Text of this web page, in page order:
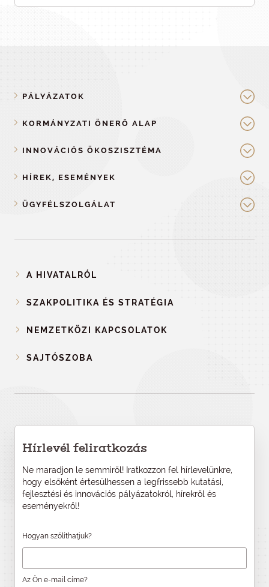
PÁLYÁZATOK
KORMÁNYZATI ÖNERŐ ALAP
INNOVÁCIÓS ÖKOSZISZTÉMA
HÍREK, ESEMÉNYEK
ÜGYFÉLSZOLGÁLAT
A HIVATALRÓL
SZAKPOLITIKA ÉS STRATÉGIA
NEMZETKÖZI KAPCSOLATOK
SAJTÓSZOBA
Hírlevél feliratkozás
Ne maradjon le semmiről! Iratkozzon fel hírlevelünkre,
hogy elsőként értesülhessen a legfrissebb kutatási,
fejlesztési és innovációs pályázatokról, hírekről és
eseményekről!
Hogyan szólíthatjuk?
Az Ön e-mail címe?